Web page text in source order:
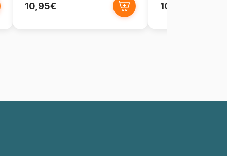
10,95€ 10,95€